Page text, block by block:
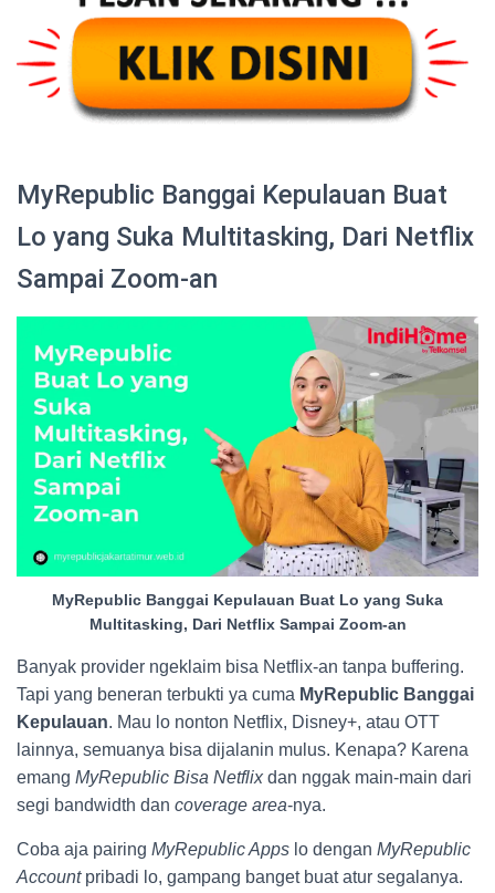
MyRepublic Banggai Kepulauan Buat
Lo yang Suka Multitasking, Dari Netflix
Sampai Zoom-an
MyRepublic Banggai Kepulauan Buat Lo yang Suka
Multitasking, Dari Netflix Sampai Zoom-an
Banyak provider ngeklaim bisa Netflix-an tanpa buffering.
Tapi yang beneran terbukti ya cuma MyRepublic Banggai
Kepulauan. Mau lo nonton Netflix, Disney+, atau OTT
lainnya, semuanya bisa dijalanin mulus. Kenapa? Karena
emang MyRepublic Bisa Netflixdan nggak main-main dari
segi bandwidth dan coverage area-nya.
Coba aja pairing MyRepublic Apps lo dengan MyRepublic
Accountpribadi lo, gampang banget buat atur segalanya.